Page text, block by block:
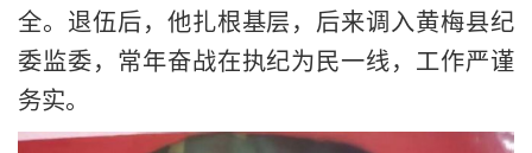
全。退伍后，他扎根基层，后来调入黄梅县纪
委监委，常年奋战在执纪为民一线，工作严谨
务实。